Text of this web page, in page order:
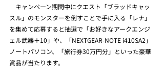
キャンペーン期間中にクエスト「ブラッドキャッ
スル」のモンスターを倒すことで手に入る「レナ」
を集めて応募すると抽選で「お好きなアークエンジ
ェル武器＋10」や、「NEXTGEAR-NOTE i410SA2」
ノートパソコン、「旅行券30万円分」といった豪華
賞品が当たります。